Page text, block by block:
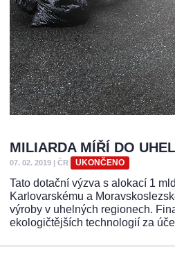
MILIARDA MÍŘÍ DO
07. 02. 2019 ČR UKONČENO
Tato dotační výzva s alokací 1
Karlovarskému a
výroby v uhelných regionech.
ekologičtějších technologií za